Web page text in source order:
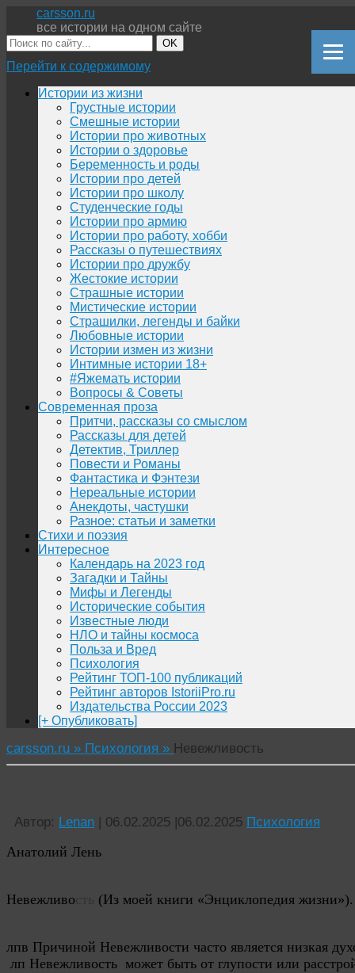
carsson.ru
все истории на одном сайте
OK
Перейти к содержимому
Истории из жизни
Грустные истории
Смешные истории
Истории про животных
Истории о здоровье
Беременность и роды
Истории про детей
Истории про школу
Студенческие годы
Истории про армию
Истории про работу, хобби
Рассказы о путешествиях
Истории про дружбу
Жестокие истории
Страшные истории
Мистические истории
Страшилки, легенды и байки
Любовные истории
Истории измен из жизни
Интимные истории 18+
#Яжемать истории
Вопросы & Советы
Современная проза
Притчи, рассказы со смыслом
Рассказы для детей
Детектив, Триллер
Повести и Романы
Фантастика и Фэнтези
Нереальные истории
Анекдоты, частушки
Разное: статьи и заметки
Стихи и поэзия
Интересное
Календарь на 2023 год
Загадки и Тайны
Мифы и Легенды
Исторические события
Известные люди
НЛО и тайны космоса
Польза и Вред
Психология
Рейтинг ТОП-100 публикаций
Рейтинг авторов IstoriiPro.ru
Издательства России 2023
[+ Опубликовать]
carsson.ru » Психология » Невежливость
Автор: Lenan | 06.02.2025 |06.02.2025 Психология
Анатолий Лень
Невежливо (Из моей книги «Энциклопедия жизни»).
лпв Причиной Невежливости часто является низкая
лп Невежливость  может быть от глупости или